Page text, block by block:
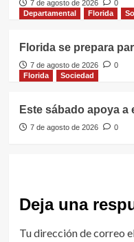
7 de agosto de 2026
0
Departamental
Florida
Florida se prepara
7 de agosto de 2026
0
Florida
Sociedad
Este sábado apoya
7 de agosto de 2026 0
Deja una
Tu dirección de correo